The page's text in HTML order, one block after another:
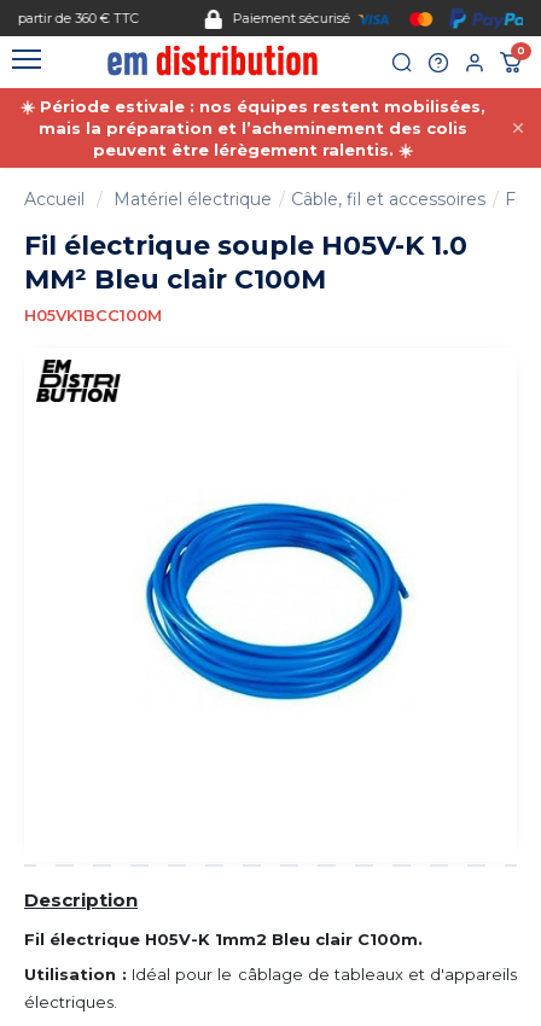
Paiement sécurisé
0
☀️ Période estivale : nos équipes restent mobilisées,
mais la préparation et l’acheminement des colis
peuvent être lérègement ralentis. ☀️
Accueil Matériel électrique Câble, fil et accessoires Fil
Fil électrique souple H05V-K 1.0
MM² Bleu clair C100M
H05VK1BCC100M
Description
Fil électrique H05V-K 1mm2 Bleu clair C100m.
Utilisation : Idéal pour le câblage de tableaux et d'appareils
électriques.
Gestion des cookies